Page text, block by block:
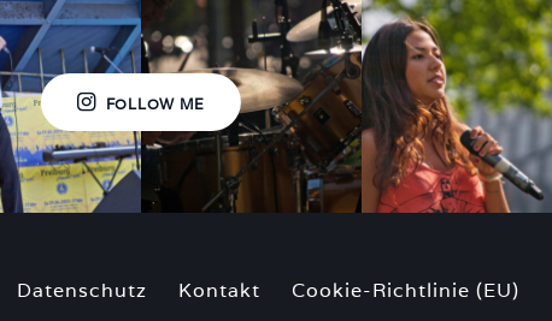
FOLLOW ME
Datenschutz Kontakt Cookie-Richtlinie (EU)